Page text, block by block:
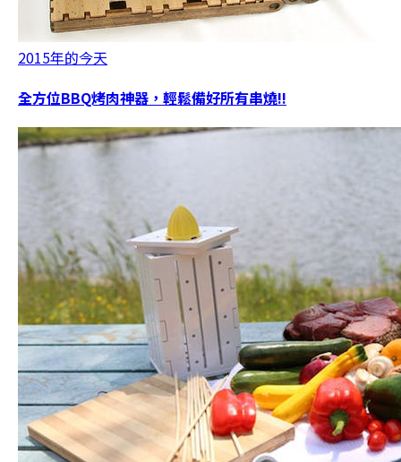
2015年的今天
全方位BBQ烤肉神器，輕鬆備好所有串燒!!